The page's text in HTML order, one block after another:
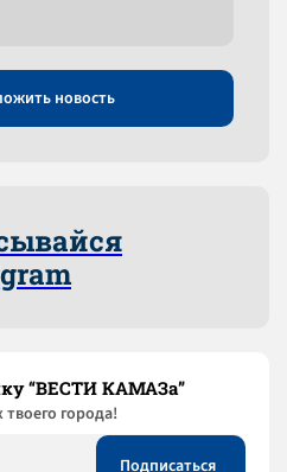
новость
“ВЕСТИ КАМАЗа”
города!